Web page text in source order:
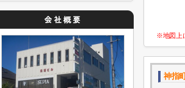
※地図上
神指